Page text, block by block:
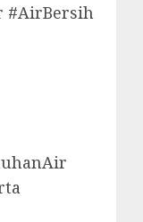
#AirBersih